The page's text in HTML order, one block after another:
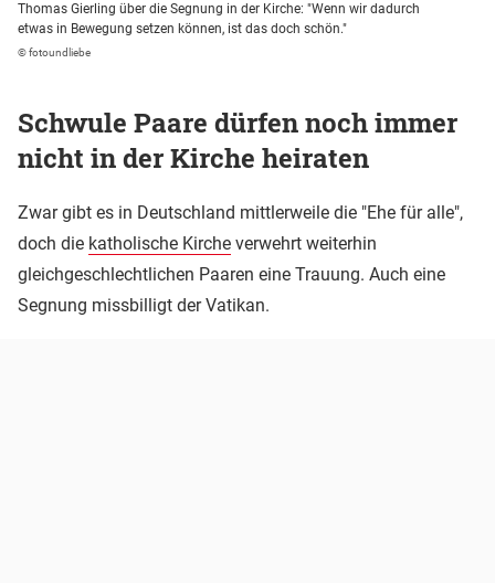
Thomas Gierling über die Segnung in der Kirche: "Wenn wir dadurch
etwas in Bewegung setzen können, ist das doch schön."
© fotoundliebe
Schwule Paare dürfen noch immer
nicht in der Kirche heiraten
Zwar gibt es in Deutschland mittlerweile die "Ehe für alle",
doch die katholische Kirche verwehrt weiterhin
gleichgeschlechtlichen Paaren eine Trauung. Auch eine
Segnung missbilligt der Vatikan.